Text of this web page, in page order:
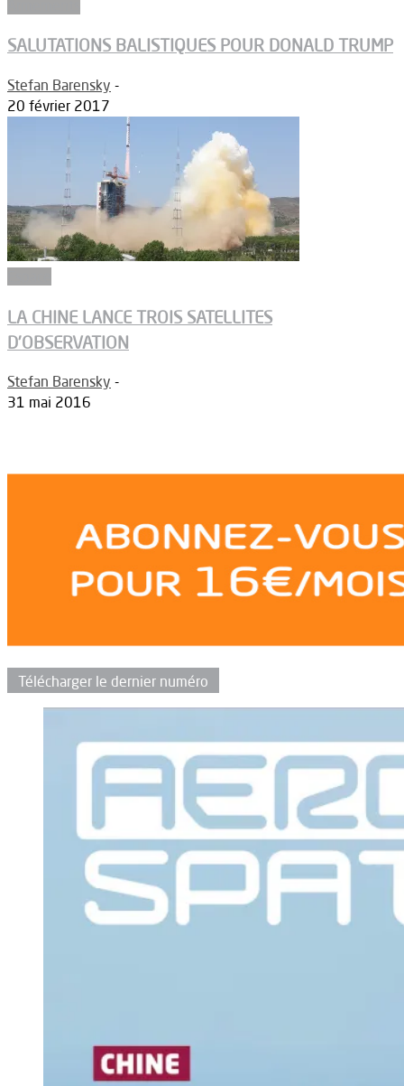
SALUTATIONS BALISTIQUES POUR DONALD TRUMP
Stefan Barensky -
20 février 2017
LA CHINE LANCE TROIS SATELLITES
D’OBSERVATION
Stefan Barensky -
31 mai 2016
Télécharger le dernier numéro